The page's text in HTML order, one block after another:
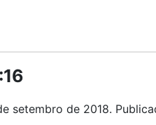
setembro de 2018.